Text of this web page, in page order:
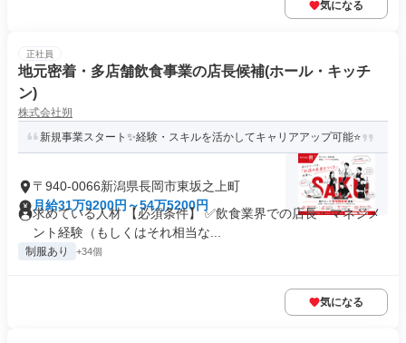
気になる
正社員
地元密着・多店舗飲食事業の店長候補(ホール・キッチ
ン)
株式会社朔
新規事業スタート✨経験・スキルを活かしてキャリアアップ可能⭐
〒940-0066新潟県長岡市東坂之上町
月給31万9200円～54万5200円
求めている人材 【必須条件】 ✅飲食業界での店長・マネジメ
ント経験（もしくはそれ相当な...
制服あり +34個
気になる